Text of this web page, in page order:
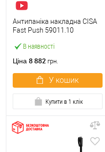
В наявності
Антипаніка накладна CISA
Fast Push 59011.10
штангою 1500 мм червона
Ціна 8 882 грн.
У кошик
Купити в 1 клік